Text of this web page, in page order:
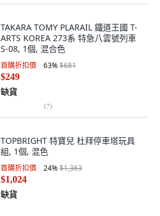
TAKARA TOMY PLARAIL 鐵道王國 T-
ARTS KOREA 273系 特急八雲號列車
S-08, 1個, 混合色
首購折扣價 63%$681
$249
缺貨
(7)
TOPBRIGHT 特寶兒 杜拜停車塔玩具
組, 1個, 混色
首購折扣價 24%$1,363
$1,024
缺貨